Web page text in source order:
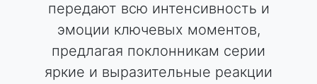
передают всю интенсивность и
эмоции ключевых моментов,
предлагая поклонникам серии
яркие и выразительные реакции